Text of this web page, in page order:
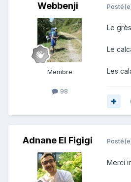
Webbenji
Membre
98
Le
Le
Les
Adnane El Figigi
Merci